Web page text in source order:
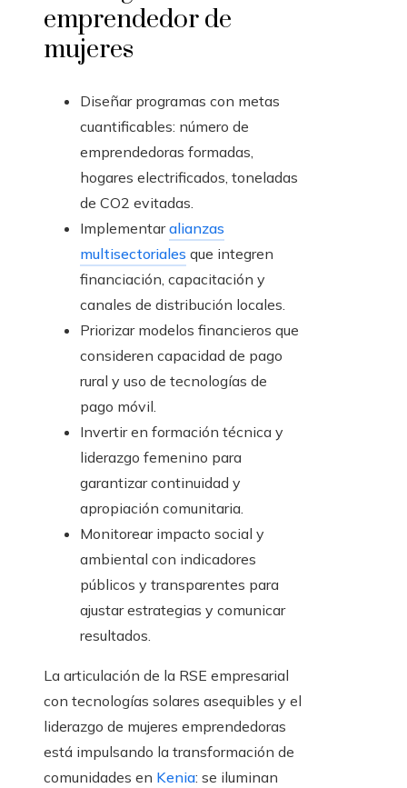
emprendedor de
mujeres
Diseñar programas con metas
cuantificables: número de
emprendedoras formadas,
hogares electrificados, toneladas
de CO2 evitadas.
Implementaralianzas
multisectoriales que integren
financiación, capacitación y
canales de distribución locales.
Priorizar modelos financieros que
consideren capacidad de pago
rural y uso de tecnologías de
pago móvil.
Invertir en formación técnica y
liderazgo femenino para
garantizar continuidad y
apropiación comunitaria.
Monitorear impacto social y
ambiental con indicadores
públicos y transparentes para
ajustar estrategias y comunicar
resultados.
La articulación de la RSE empresarial
con tecnologías solares asequibles y el
liderazgo de mujeres emprendedoras
está impulsando la transformación de
comunidades en Kenia: se iluminan